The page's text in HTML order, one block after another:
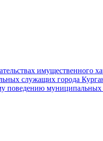
имущественного
служащих города
поведению